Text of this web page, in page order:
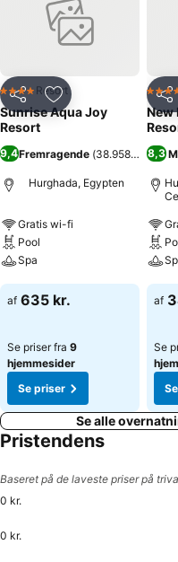
Del Føj til favoritter
4 StjernerResort
Sunrise Aqua Joy
Resort
9,4Fremragende (38.958
Hurghada, Egypten
Gratis wi-fi
Pool
Spa
Se priser
af 635 kr.
Se priser fra 9
hjemmesider
Se priser
Del
4
New
8,3
Se
af
Se
Se alle
Pristendens
Baseret på de laveste priser på
0 kr.
0 kr.